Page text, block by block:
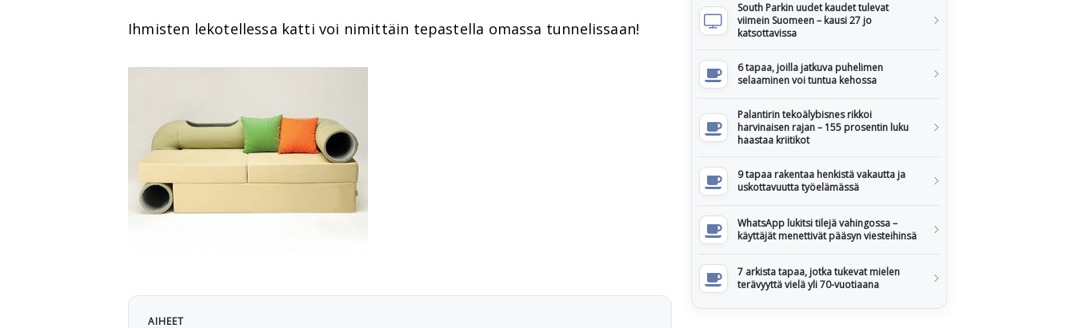
Ihmisten lekotellessa katti voi nimittäin tepastella omassa tunnelissaan!
AIHEET
South Parkin uudet kaudet tulevat
viimein Suomeen – kausi 27 jo
katsottavissa
6 tapaa, joilla jatkuva puhelimen
selaaminen voi tuntua kehossa
Palantirin tekoälybisnes rikkoi
harvinaisen rajan – 155 prosentin luku
haastaa kriitikot
9 tapaa rakentaa henkistä vakautta ja
uskottavuutta työelämässä
WhatsApp lukitsi tilejä vahingossa –
käyttäjät menettivät pääsyn viesteihinsä
7 arkista tapaa, jotka tukevat mielen
terävyyttä vielä yli 70-vuotiaana